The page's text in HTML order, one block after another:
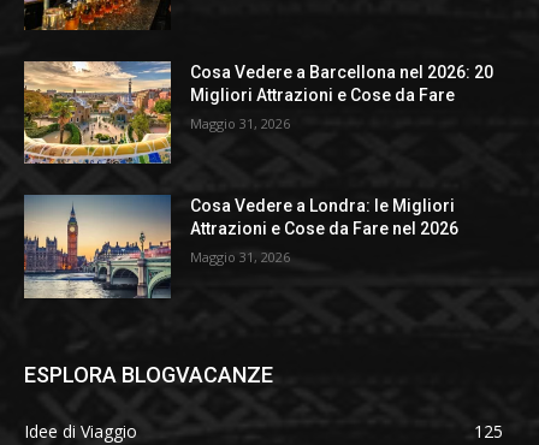
Cosa Vedere a Barcellona nel 2026: 20
Migliori Attrazioni e Cose da Fare
Maggio 31, 2026
Cosa Vedere a Londra: le Migliori
Attrazioni e Cose da Fare nel 2026
Maggio 31, 2026
ESPLORA BLOGVACANZE
Idee di Viaggio
125